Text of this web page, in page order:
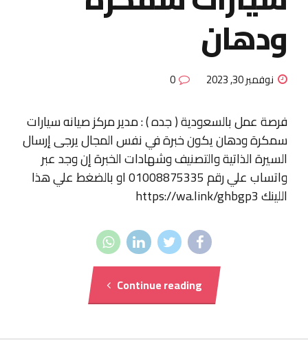
ودهان
نوفمبر 30, 2023 0
فرصة عمل بالسعودية ( جده ) : مدير مركز صيانه سيارات
سمكرة ودهان يكون خبرة في نفس المجال يرجى إرسال
السيرة الذاتية والتصنيف وشهادات الخبرة إن وجد عبر
واتساب علي رقم 01008875335 او بالضغط علي هذا
اللينك https://wa.link/ghbgp3
Continue reading